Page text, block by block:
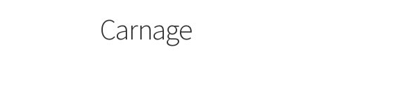
Carnage